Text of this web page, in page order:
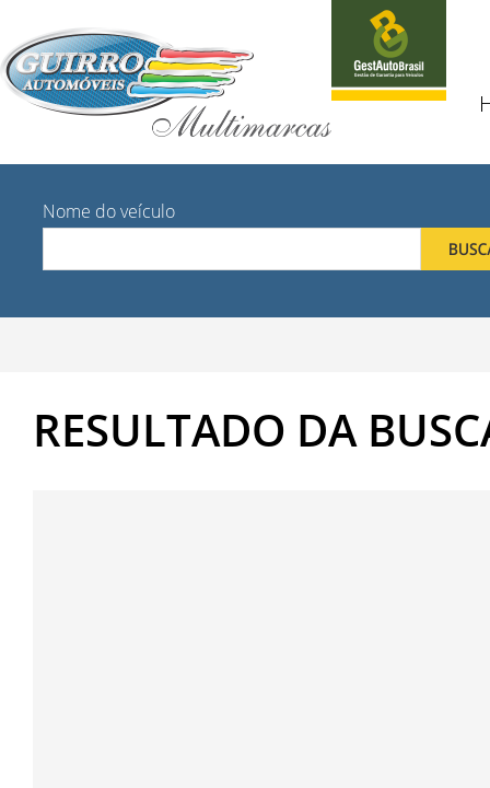
Nome do veículo
RESULTADO DA